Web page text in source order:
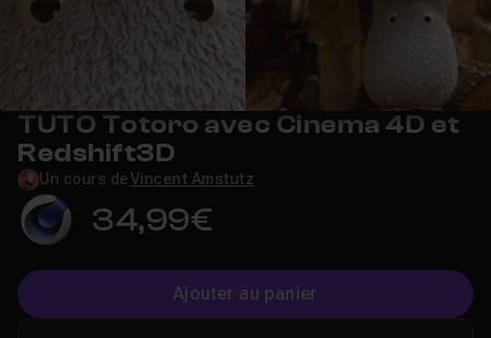
TUTO Totoro avec Cinema 4D et
Redshift3D
Un cours deVincent Amstutz
34,99€
Ajouter au panier